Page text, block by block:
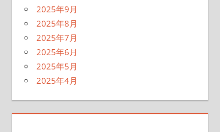
2025年9月
2025年8月
2025年7月
2025年6月
2025年5月
2025年4月